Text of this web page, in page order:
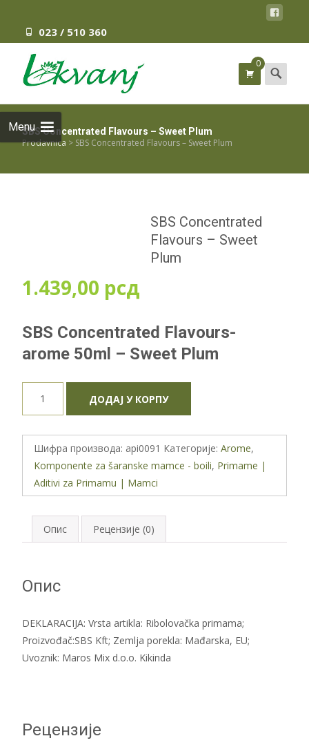
023 / 510 360
Menu
0 Search
for:
SBS Concentrated Flavours – Sweet Plum
Prodavnica > SBS Concentrated Flavours – Sweet Plum
SBS Concentrated
Flavours – Sweet
Plum
1.439,00 рсд
SBS Concentrated Flavours-
arome 50ml – Sweet Plum
Sweet
Plum
количина
ДОДАЈ У КОРПУ
Шифра производа: api0091 Категорије: Arome,
Komponente za šaranske mamce - boili, Primame |
Aditivi za Primamu | Mamci
Опис Рецензије (0)
Опис
DEKLARACIJA: Vrsta artikla: Ribolovačka primama;
Proizvođač:SBS Kft; Zemlja porekla: Mađarska, EU;
Uvoznik: Maros Mix d.o.o. Kikinda
Рецензије